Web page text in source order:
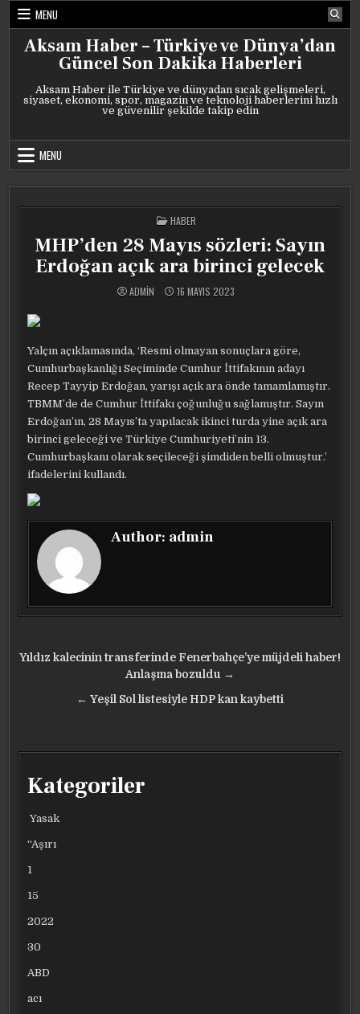
Skip
content
MENU
Aksam Haber – Türkiye ve Dünya’dan
Güncel Son Dakika Haberleri
Aksam Haber ile Türkiye ve dünyadan sıcak gelişmeleri,
siyaset, ekonomi, spor, magazin ve teknoloji haberlerini hızlı
ve güvenilir şekilde takip edin
MENU
POSTED
IN
HABER
MHP’den 28 Mayıs sözleri: Sayın
Erdoğan açık ara birinci gelecek
ADMIN 16 MAYIS 2023
Yalçın açıklamasında, ‘Resmi olmayan sonuçlara göre,
Cumhurbaşkanlığı Seçiminde Cumhur İttifakının adayı
Recep Tayyip Erdoğan, yarışı açık ara önde tamamlamıştır.
TBMM’de de Cumhur İttifakı çoğunluğu sağlamıştır. Sayın
Erdoğan’ın, 28 Mayıs’ta yapılacak ikinci turda yine açık ara
birinci geleceği ve Türkiye Cumhuriyeti’nin 13.
Cumhurbaşkanı olarak seçileceği şimdiden belli olmuştur.’
ifadelerini kullandı.
Author: admin
Yazı
Yıldız kalecinin transferinde Fenerbahçe’ye müjdeli haber!
Anlaşma bozuldu →
← Yeşil Sol listesiyle HDP kan kaybetti
Kategoriler
Yasak
“Aşırı
1
15
2022
30
ABD
acı